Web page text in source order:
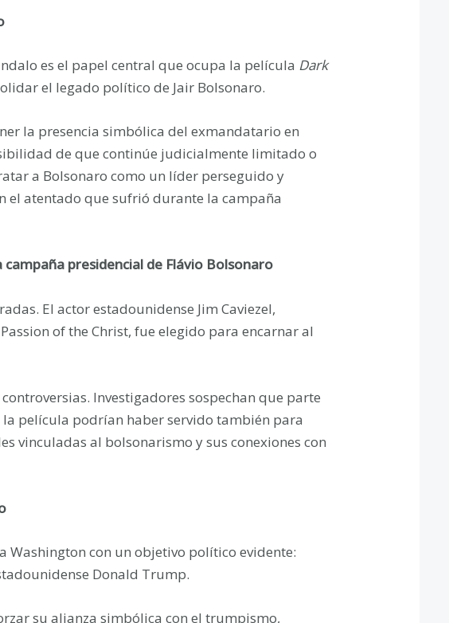
es el papel central que ocupa la película Dark
el legado político de Jair Bolsonaro.
la presencia simbólica del exmandatario en
de que continúe judicialmente limitado o
a Bolsonaro como un líder perseguido y
el atentado que sufrió durante la campaña
presidencial de Flávio Bolsonaro
El actor estadounidense Jim Caviezel,
of the Christ, fue elegido para encarnar al
Investigadores sospechan que parte
película podrían haber servido también para
vinculadas al bolsonarismo y sus conexiones con
Washington con un objetivo político evidente:
Donald Trump.
su alianza simbólica con el trumpismo,